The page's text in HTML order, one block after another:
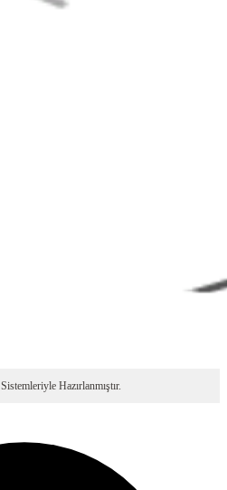
Sistemleriyle Hazırlanmıştır.